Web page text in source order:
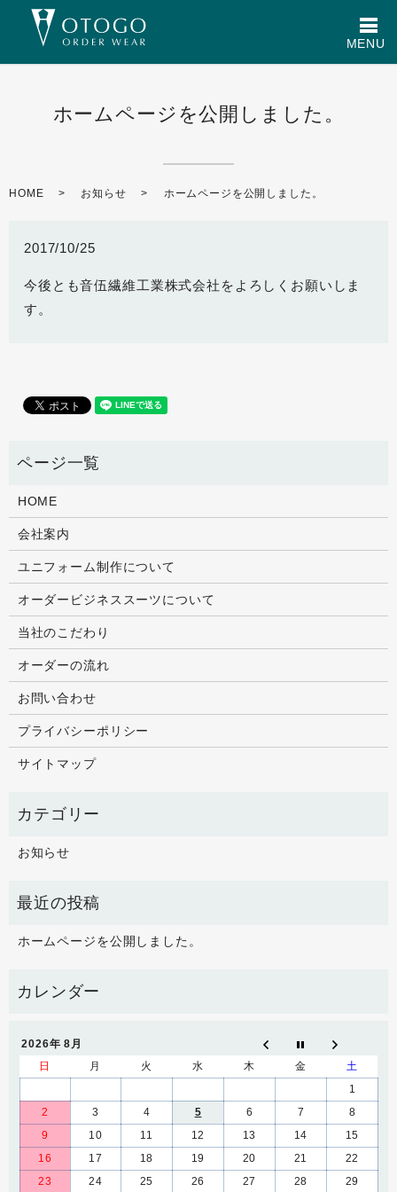
メ
MENU
ホームページを公開しました。
HOME お知らせ ホームページを公開しました。
2017/10/25
今後とも音伍繊維工業株式会社をよろしくお願いしま
す。
HOME
会社案内
ユニフォーム制作について
オーダービジネススーツについて
当社のこだわり
オーダーの流れ
お問い合わせ
プライバシーポリシー
サイトマップ
お知らせ
ホームページを公開しました。
2026年 8月
日
月 火 水 木 金
土
1
2
3 4 5 6 7
8
9
10 11 12 13 14
15
16
17 18 19 20 21
22
23
24 25 26 27 28 29